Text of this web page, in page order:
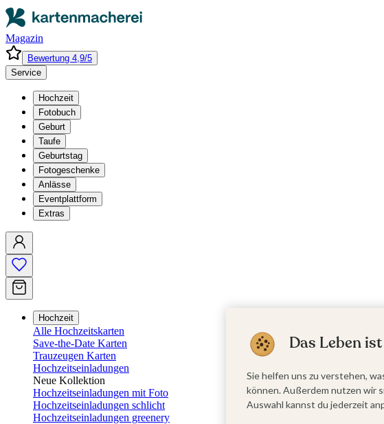
Magazin
Bewertung 4,9/5
Service
Hochzeit
Fotobuch
Geburt
Taufe
Geburtstag
Fotogeschenke
Anlässe
Eventplattform
Extras
Hochzeit
Alle Hochzeitskarten
Save-the-Date Karten
Trauzeugen Karten
Hochzeitseinladungen
Neue Kollektion
Hochzeitseinladungen mit Foto
Hochzeitseinladungen schlicht
Hochzeitseinladungen greenery
Das Leben
Sie helfen uns zu verstehen,
können. Außerdem nutzen wir
Auswahl kannst du jederzeit